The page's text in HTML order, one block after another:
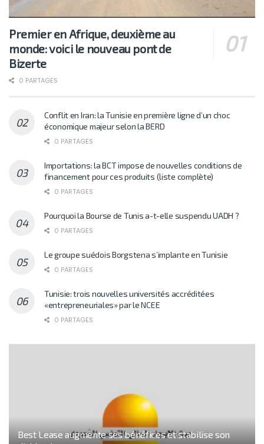
Premier en Afrique, deuxième au
monde: voici le nouveau pont de
Bizerte
0 PARTAGES
Conflit en Iran: la Tunisie en première ligne d’un choc
économique majeur selon la BERD
0 PARTAGES
Importations: la BCT impose de nouvelles conditions de
financement pour ces produits (liste complète)
0 PARTAGES
Pourquoi la Bourse de Tunis a-t-elle suspendu UADH ?
0 PARTAGES
Le groupe suédois Borgstena s’implante en Tunisie
0 PARTAGES
Tunisie: trois nouvelles universités accréditées
«entrepreneuriales» par le NCEE
0 PARTAGES
Best Lease augmente ses bénéfices et stabilise son